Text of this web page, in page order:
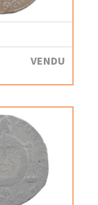
VENDU